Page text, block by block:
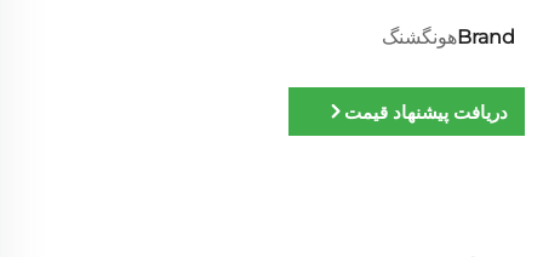
Brandهونگشنگ
دریافت پیشنهاد قیمت